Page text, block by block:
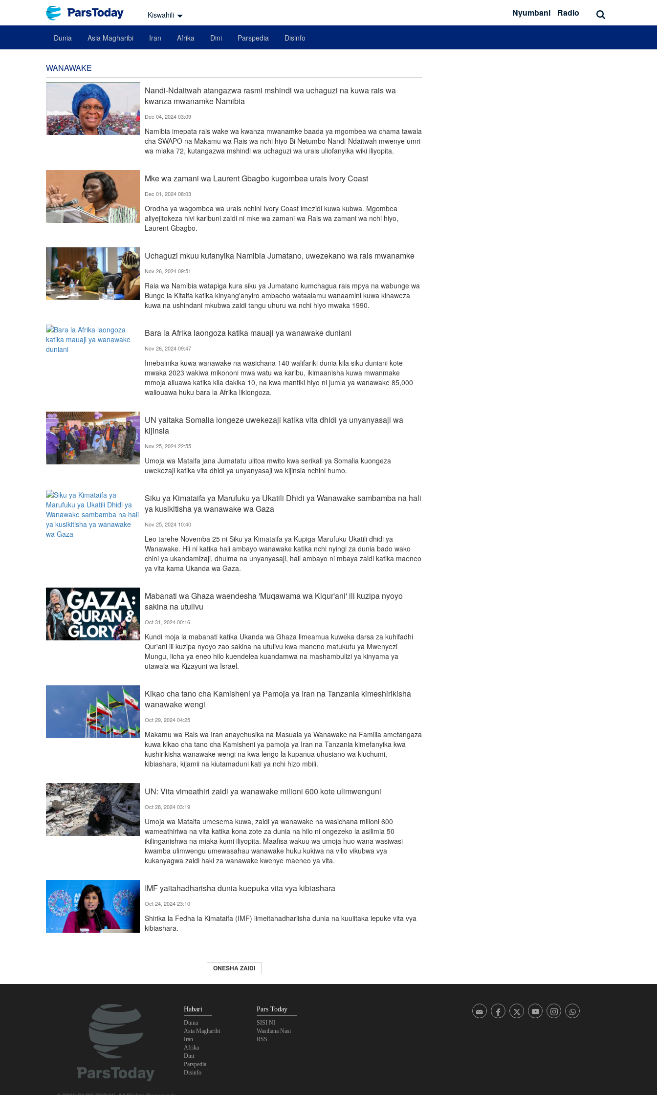
Kiswahili Nyumbani Radio
Dunia Asia Magharibi Iran Afrika Dini Parspedia Disinfo
WANAWAKE
Nandi-Ndaitwah atangazwa rasmi mshindi wa uchaguzi na kuwa rais wa
kwanza mwanamke Namibia
Dec 04, 2024 03:09
Namibia imepata rais wake wa kwanza mwanamke baada ya mgombea wa chama tawala
cha SWAPO na Makamu wa Rais wa nchi hiyo Bi Netumbo Nandi-Ndaitwah mwenye umri
wa miaka 72, kutangazwa mshindi wa uchaguzi wa urais uliofanyika wiki iliyopita.
Mke wa zamani wa Laurent Gbagbo kugombea urais Ivory Coast
Dec 01, 2024 08:03
Orodha ya wagombea wa urais nchini Ivory Coast imezidi kuwa kubwa. Mgombea
aliyejitokeza hivi karibuni zaidi ni mke wa zamani wa Rais wa zamani wa nchi hiyo,
Laurent Gbagbo.
Uchaguzi mkuu kufanyika Namibia Jumatano, uwezekano wa rais mwanamke
Nov 26, 2024 09:51
Raia wa Namibia watapiga kura siku ya Jumatano kumchagua rais mpya na wabunge wa
Bunge la Kitaifa katika kinyang'anyiro ambacho wataalamu wanaamini kuwa kinaweza
kuwa na ushindani mkubwa zaidi tangu uhuru wa nchi hiyo mwaka 1990.
Bara la Afrika laongoza katika mauaji ya wanawake duniani
Nov 26, 2024 09:47
Imebainika kuwa wanawake na wasichana 140 walifariki dunia kila siku duniani kote
mwaka 2023 wakiwa mikononi mwa watu wa karibu, ikimaanisha kuwa mwanmake
mmoja aliuawa katika kila dakika 10, na kwa mantiki hiyo ni jumla ya wanawake 85,000
waliouawa huku bara la Afrika likiongoza.
UN yaitaka Somalia iongeze uwekezaji katika vita dhidi ya unyanyasaji wa
kijinsia
Nov 25, 2024 22:55
Umoja wa Mataifa jana Jumatatu ulitoa mwito kwa serikali ya Somalia kuongeza
uwekezaji katika vita dhidi ya unyanyasaji wa kijinsia nchini humo.
Siku ya Kimataifa ya Marufuku ya Ukatili Dhidi ya Wanawake sambamba na hali
ya kusikitisha ya wanawake wa Gaza
Nov 25, 2024 10:40
Leo tarehe Novemba 25 ni Siku ya Kimataifa ya Kupiga Marufuku Ukatili dhidi ya
Wanawake. Hii ni katika hali ambayo wanawake katika nchi nyingi za dunia bado wako
chini ya ukandamizaji, dhulma na unyanyasaji, hali ambayo ni mbaya zaidi katika maeneo
ya vita kama Ukanda wa Gaza.
Mabanati wa Ghaza waendesha 'Muqawama wa Kiqur'ani' ili kuzipa nyoyo
sakina na utulivu
Oct 31, 2024 00:16
Kundi moja la mabanati katika Ukanda wa Ghaza limeamua kuweka darsa za kuhifadhi
Qur'ani ili kuzipa nyoyo zao sakina na utulivu kwa maneno matukufu ya Mwenyezi
Mungu, licha ya eneo hilo kuendelea kuandamwa na mashambulizi ya kinyama ya
utawala wa Kizayuni wa Israel.
Kikao cha tano cha Kamisheni ya Pamoja ya Iran na Tanzania kimeshirikisha
wanawake wengi
Oct 29, 2024 04:25
Makamu wa Rais wa Iran anayehusika na Masuala ya Wanawake na Familia ametangaza
kuwa kikao cha tano cha Kamisheni ya pamoja ya Iran na Tanzania kimefanyika kwa
kushirikisha wanawake wengi na kwa lengo la kupanua uhusiano wa kiuchumi,
kibiashara, kijamii na kiutamaduni kati ya nchi hizo mbili.
UN: Vita vimeathiri zaidi ya wanawake milioni 600 kote ulimwenguni
Oct 28, 2024 03:19
Umoja wa Mataifa umesema kuwa, zaidi ya wanawake na wasichana milioni 600
wameathiriwa na vita katika kona zote za dunia na hilo ni ongezeko la asilimia 50
ikilinganishwa na miaka kumi iliyopita. Maafisa wakuu wa umoja huo wana wasiwasi
kwamba ulimwengu umewasahau wanawake huku kukiwa na vilio vikubwa vya
kukanyagwa zaidi haki za wanawake kwenye maeneo ya vita.
IMF yaitahadharisha dunia kuepuka vita vya kibiashara
Oct 24, 2024 23:10
Shirika la Fedha la Kimataifa (IMF) limeitahadhariisha dunia na kuuiitaka iepuke vita vya
kibiashara.
ONESHA ZAIDI
Habari
Dunia
Asia Magharibi
Iran
Afrika
Dini
Parspedia
Disinfo
Pars Today
SISI NI
Wasiliana Nasi
RSS